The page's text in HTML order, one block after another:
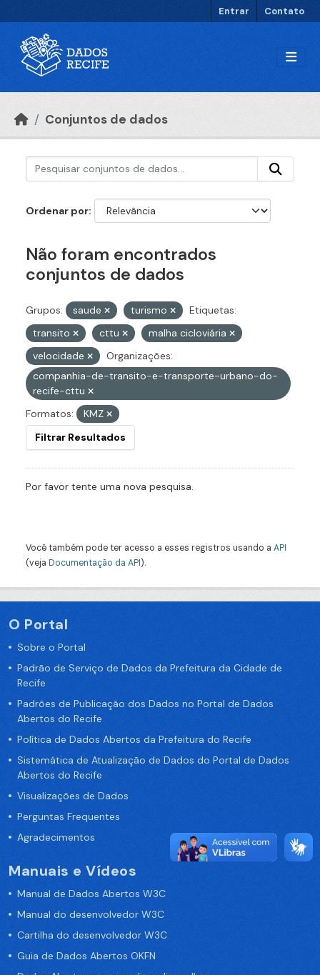
Entrar Contato
Conjuntos de dados
Ordenar por
Não foram encontrados
conjuntos de dados
Grupos: saude turismo
Etiquetas:
transito
cttu
malha cicloviária
velocidade
Organizações:
companhia-de-transito-e-transporte-urbano-do-
recife-cttu
Formatos:
KMZ
Filtrar Resultados
Por favor tente uma nova pesquisa.
Você também pode ter acesso a esses registros usando a API
(veja Documentação da API).
O Portal
Sobre o Portal
Padrão de Serviço de Dados da Prefeitura da Cidade de
Recife
Padrões de Publicação dos Dados no Portal de Dados
Abertos do Recife
Política de Dados Abertos da Prefeitura do Recife
Sistemática de Atualização de Dados do Portal de Dados
Abertos do Recife
Visualizações de Dados
Perguntas Frequentes
Agradecimentos
Manuais e Vídeos
Manual de Dados Abertos W3C
Manual do desenvolvedor W3C
Cartilha do desenvolvedor W3C
Guia de Dados Abertos OKFN